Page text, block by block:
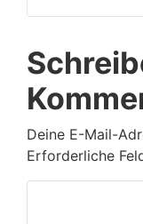
Deine E-Mail-
Erforderliche